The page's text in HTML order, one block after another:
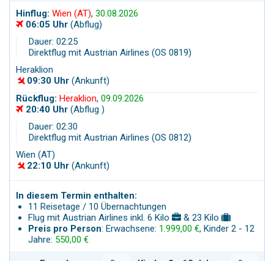
Hinflug: Wien (AT), 30.08.2026
06:05 Uhr (Abflug)
Dauer: 02:25
Direktflug mit Austrian Airlines (OS 0819)
Heraklion
09:30 Uhr (Ankunft)
Rückflug: Heraklion, 09.09.2026
20:40 Uhr (Abflug )
Dauer: 02:30
Direktflug mit Austrian Airlines (OS 0812)
Wien (AT)
22:10 Uhr (Ankunft)
In diesem Termin enthalten:
11 Reisetage / 10 Übernachtungen
Flug mit Austrian Airlines inkl. 6 Kilo
& 23 Kilo
Preis pro Person: Erwachsene: 1.999,00 €, Kinder 2 - 12
Jahre: 550,00 €